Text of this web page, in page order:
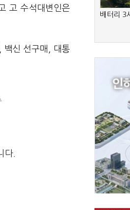
고 수석대변인은
백신 선구매, 대통
다.
배터리 3